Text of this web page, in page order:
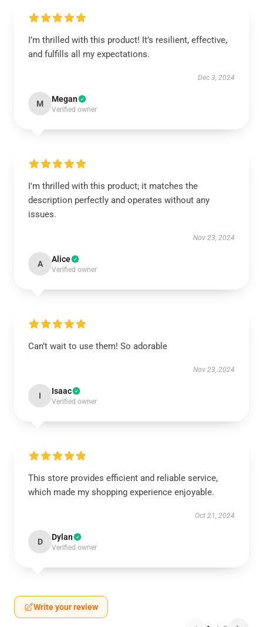
I’m thrilled with this product! It’s resilient, effective,
and fulfills all my expectations.
Dec 3, 2024
M Megan
Verified owner
I'm thrilled with this product; it matches the
description perfectly and operates without any
issues.
Nov 23, 2024
A Alice
Verified owner
Can’t wait to use them! So adorable
Nov 23, 2024
I Isaac
Verified owner
This store provides efficient and reliable service,
which made my shopping experience enjoyable.
Oct 21, 2024
D Dylan
Verified owner
Write your review